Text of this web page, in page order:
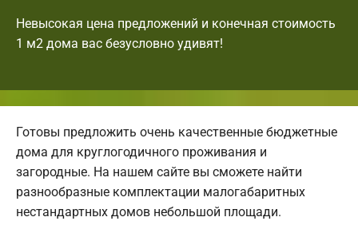
Невысокая цена предложений и конечная стоимость
1 м2 дома вас безусловно удивят!
Готовы предложить очень качественные бюджетные
дома для круглогодичного проживания и
загородные. На нашем сайте вы сможете найти
разнообразные комплектации малогабаритных
нестандартных домов небольшой площади.